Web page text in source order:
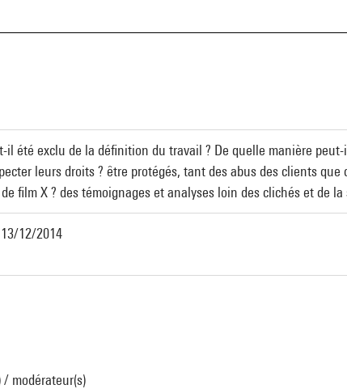
été exclu de la définition du travail ? De quelle manière peut-
leurs droits ? être protégés, tant des abus des clients que
film X ? des témoignages et analyses loin des clichés et de la
12/2014
modérateur(s)